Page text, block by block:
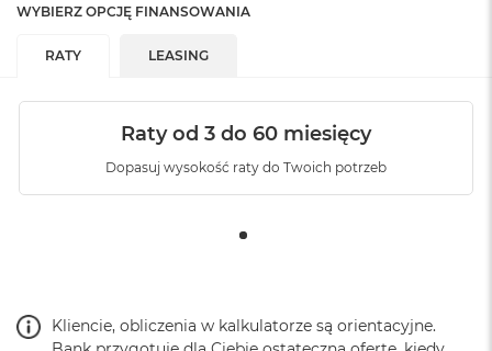
Aparat - tył:
Główny 48 Mpix + 12 Mpix
Style fotograficzne: TAK
Fotografia makro: TAK
Bezpieczne
Face ID
WYBIERZ OPCJĘ FINANSOWANIA
RATY LEASING
Raty od 3 do 60 miesięcy
Dopasuj wysokość raty do Twoich potrzeb
Kliencie, obliczenia w kalkulatorze są orientacyjne.